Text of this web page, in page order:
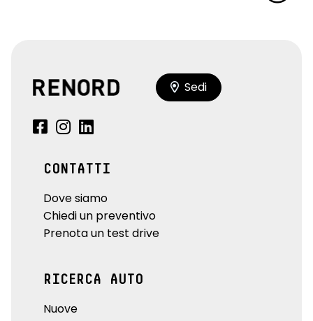
Sedi
CONTATTI
Dove siamo
Chiedi un preventivo
Prenota un test drive
RICERCA AUTO
Nuove